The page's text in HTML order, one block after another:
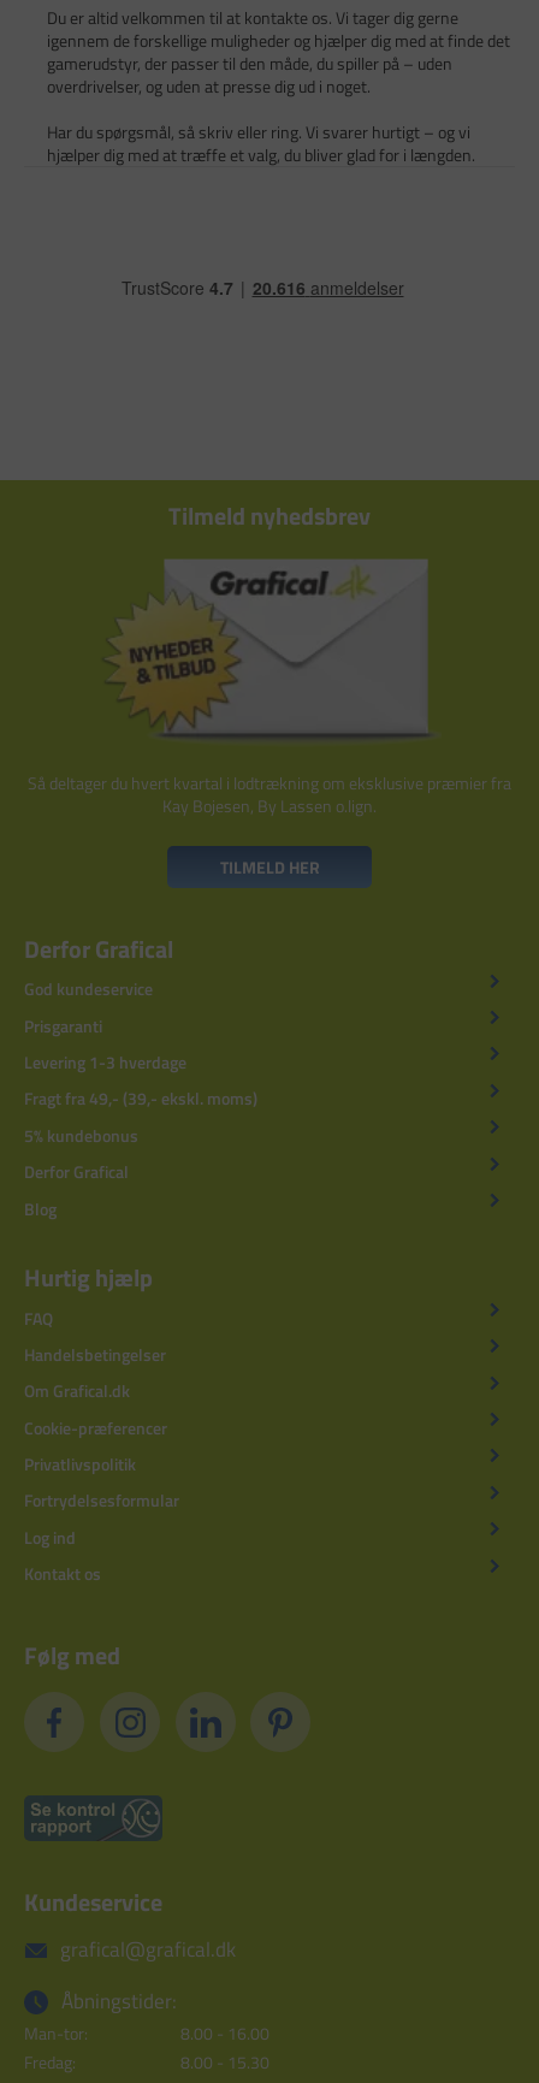
Du er altid velkommen til at kontakte os. Vi tager dig gerne
igennem de forskellige muligheder og hjælper dig med at finde det
gamerudstyr, der passer til den måde, du spiller på – uden
overdrivelser, og uden at presse dig ud i noget.
Har du spørgsmål, så skriv eller ring. Vi svarer hurtigt – og vi
hjælper dig med at træffe et valg, du bliver glad for i længden.
Tilmeld nyhedsbrev
Så deltager du hvert kvartal i lodtrækning om eksklusive præmier fra
Kay Bojesen, By Lassen o.lign.
TILMELD HER
Derfor Grafical
God kundeservice
Prisgaranti
Levering 1-3 hverdage
Fragt fra 49,- (39,- ekskl. moms)
5% kundebonus
Derfor Grafical
Blog
Hurtig hjælp
FAQ
Handelsbetingelser
Om Grafical.dk
Cookie-præferencer
Privatlivspolitik
Fortrydelsesformular
Log ind
Kontakt os
Følg med
Kundeservice
grafical@grafical.dk
Åbningstider:
Man-tor:
8.00 - 16.00
Fredag:
8.00 - 15.30